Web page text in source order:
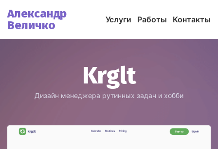
Александр
Величко
Услуги Работы Контакты
Krglt
Дизайн менеджера рутинных задач и хобби